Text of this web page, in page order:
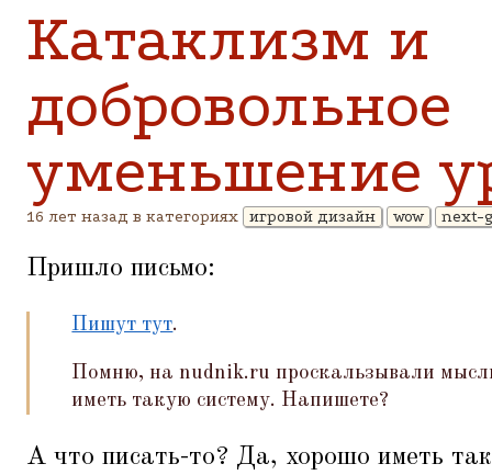
Катаклизм и
добровольное
уменьшение
16 лет назад в категориях игровой дизайн wow next-
Пришло письмо:
Пишут тут.
Помню, на nudnik.ru проскальзывали
иметь такую систему. Напишете?
А что писать-то? Да, хорошо иметь